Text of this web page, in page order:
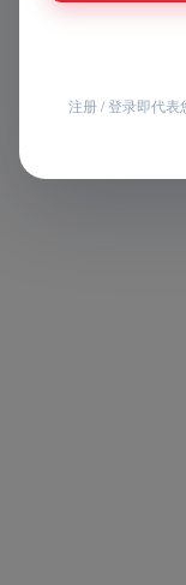
注册 / 登录即代表